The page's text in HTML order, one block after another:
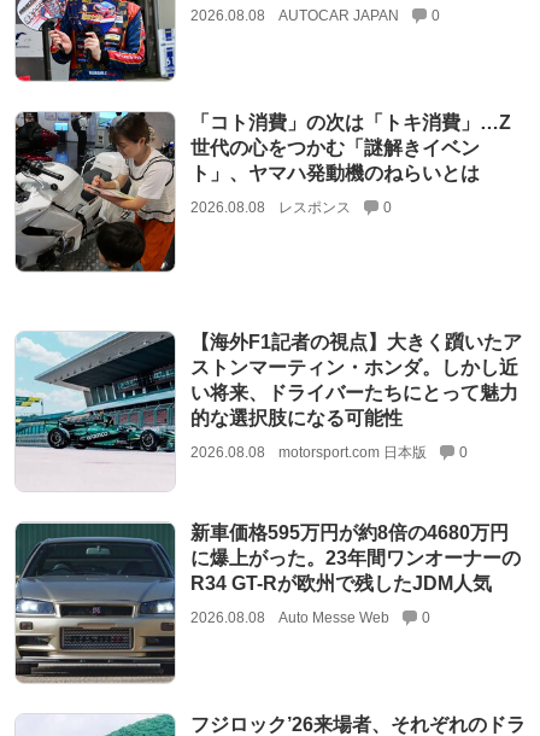
2026.08.08 AUTOCAR JAPAN 0
「コト消費」の次は「トキ消費」…Z
世代の心をつかむ「謎解きイベン
ト」、ヤマハ発動機のねらいとは
2026.08.08 レスポンス 0
【海外F1記者の視点】大きく躓いたア
ストンマーティン・ホンダ。しかし近
い将来、ドライバーたちにとって魅力
的な選択肢になる可能性
2026.08.08 motorsport.com 日本版 0
新車価格595万円が約8倍の4680万円
に爆上がった。23年間ワンオーナーの
R34 GT-Rが欧州で残したJDM人気
2026.08.08 Auto Messe Web 0
フジロック’26来場者、それぞれのドラ